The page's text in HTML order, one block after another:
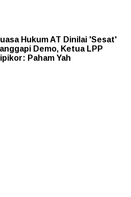
Hukum AT Dinilai 'Sesat'
Demo, Ketua LPP
Paham Yah